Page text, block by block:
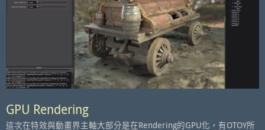
GPU Rendering
這次在特效與動畫界主軸大部分是在Rendering的GPU化，有OTOY所